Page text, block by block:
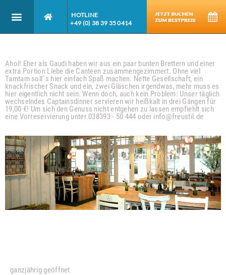
HOTLINE
+49 (0) 38 39 35 0414
Ahoi! Eher als Gaudi haben wir aus ein paar bunten Brettern und einer
extra Portion Liebe die Canteen zusammengezimmert. Ohne viel
Tamtam soll´s hier einfach Spaß machen. Nette Gesellschaft, ein
knackfrischer Snack und ein, zwei Gläschen irgendwas, mehr muss es
hier eigentlich nicht sein. Wenn doch, auch kein Problem: Unser täglich
wechselndes Captainsdinner servieren wir heißkalt in drei Gängen für
19,00 €! Um sich den Genuss nicht entgehen zu lassen empfiehlt sich
eine Vorreservierung unter 038393 - 50 444 oder info@freustil.de
ganzjährig geöffnet